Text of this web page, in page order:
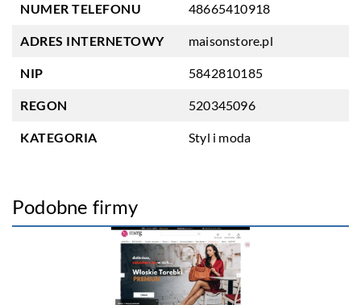
NUMER TELEFONU 48665410918
ADRES INTERNETOWY maisonstore.pl
NIP 5842810185
REGON 520345096
KATEGORIA Styl i moda
Podobne firmy